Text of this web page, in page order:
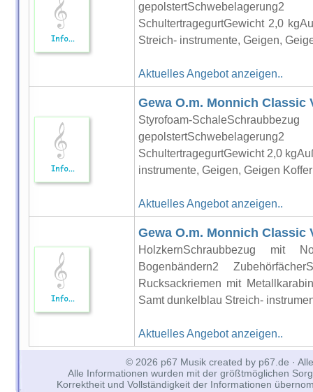
SchultertragegurtGewicht 2,0
Streich- instrumente, Geigen,
Aktuelles Angebot anzeigen..
Gewa O.m. Monnich Classic
Styrofoam-
SchultertragegurtGewicht 2,0
instrumente, Geigen, Geigen
Aktuelles Angebot anzeigen..
Gewa O.m. Monnich Classic
HolzkernSchraubbezug mit
Bogenbändern2
Rucksackriemen mit
Samt dunkelblau Streich-
Aktuelles Angebot anzeigen..
© 2026 p67 Musik created by p67.de ·
Alle Informationen wurden mit der größtmöglichen
Korrektheit und Vollständigkeit der Informationen